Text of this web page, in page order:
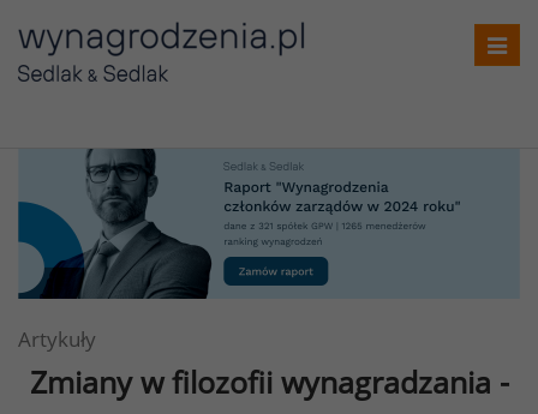
Artykuły
Zmiany w filozofii wynagradzania -